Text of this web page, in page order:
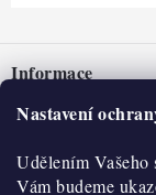
Nastavení
Udělením
Vám budeme
pInformace
Nepřevzetí zásilky
Obchodní podmínky
O nás
Historie
O nákupu